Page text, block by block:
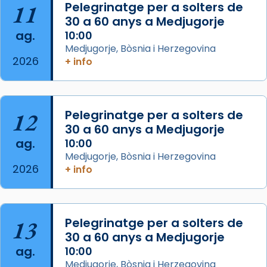
concelebrat el bisbe auxiliar de Barcelona,
Mons. David Abadías.
📸 Dr. G. Simón
Photo
View on Facebook · Share
Arquebisbat de Barcelona
2 weeks ago
Memòria de les santes Juliana i
Semproniana, verges i màrtirs.
Semproniana (“relatiu a Semprònia =
eterna”) són deixebles seves. I l’any 1667, el
frare Joan Gaspar Roig, afirma en una obra
11
ag.
2026
Pelegrinatge per a solters de
30 a 60 anys a Medjugorje
10:00
Medjugorje, Bòsnia i Herzegovina
+ info
12
ag.
2026
Pelegrinatge per a solters de
30 a 60 anys a Medjugorje
10:00
Medjugorje, Bòsnia i Herzegovina
+ info
13
ag.
Pelegrinatge per a solters de
30 a 60 anys a Medjugorje
10:00